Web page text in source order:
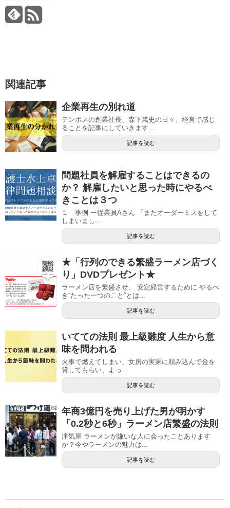
関連記事
企業再生の別れ道
テンポスの創業社長、森下篤史の日々、経営で感じ
ることを記事にしていきます...
記事を読む
問題社員を解雇することはできるの
か？ 解雇したいと思った時にやるべ
きことは３つ
１ 事例 ー従業員Aさん 「またオーダーミスをして
しまいまし...
記事を読む
★「行列のできる繁盛ラーメン店づく
り」DVDプレゼント★
ラーメン店を繁盛させ、 安定経営するために やるべ
き“たった一つのこと”とは...
記事を読む
いてての法則 最上級難度 人生から意
味を問われる
火事で燃えてしまい、女房の実家に頼み込んで金を
貸してもらい、よっ...
記事を読む
年商3億円を売り上げた男が明かす
「0.2秒と6秒」ラーメン店繁盛の法則
津気屋 ラーメンが嫌いな人に会ったことあります
か？今やラーメンの魅力は...
記事を読む